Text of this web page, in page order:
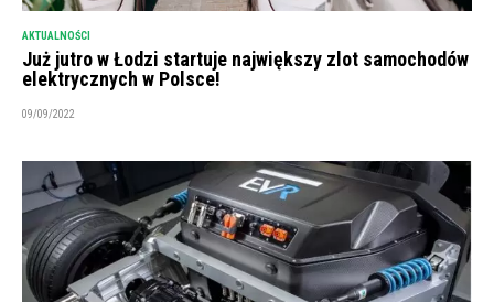
AKTUALNOŚCI
Już jutro w Łodzi startuje największy zlot samochodów
elektrycznych w Polsce!
09/09/2022